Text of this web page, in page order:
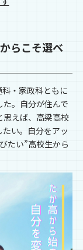
らこそ選べ
・家政科ともに
。自分が住んで
思えば、高梁高校
い。自分をアッ
たい”高校生から